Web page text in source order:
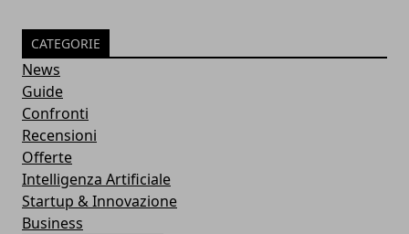
CATEGORIE
News
Guide
Confronti
Recensioni
Offerte
Intelligenza Artificiale
Startup & Innovazione
Business